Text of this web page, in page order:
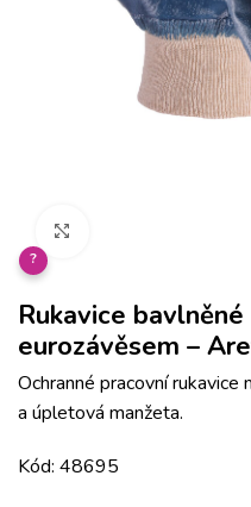
?
Rukavice
eurozávěsem –
Ochranné pracovní rukavice
a úpletová manžeta.
Kód: 48695